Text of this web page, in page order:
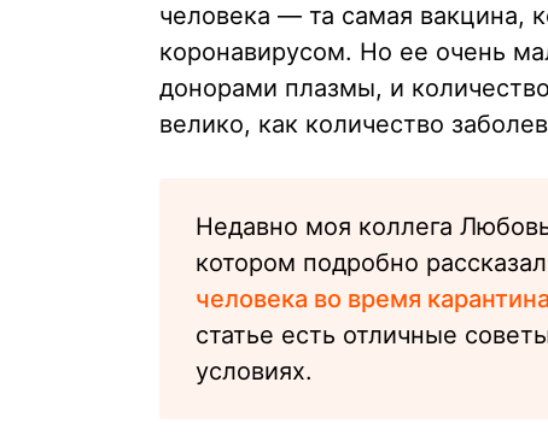
человека — та самая вакцина,
коронавирусом. Но ее очень
донорами плазмы, и
велико, как количество
Недавно моя коллега
котором подробно
человека во время карантина
статье есть отличные
условиях.